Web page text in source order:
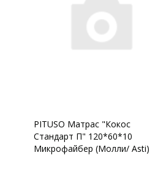
PITUSO Матрас "Кокос
Стандарт П" 120*60*10
Микрофайбер (Молли/ Asti)